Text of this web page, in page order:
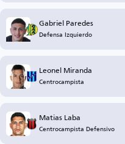
Gabriel Paredes
Defensa Izquierdo
Leonel Miranda
Centrocampista
Matias Laba
Centrocampista Defensivo